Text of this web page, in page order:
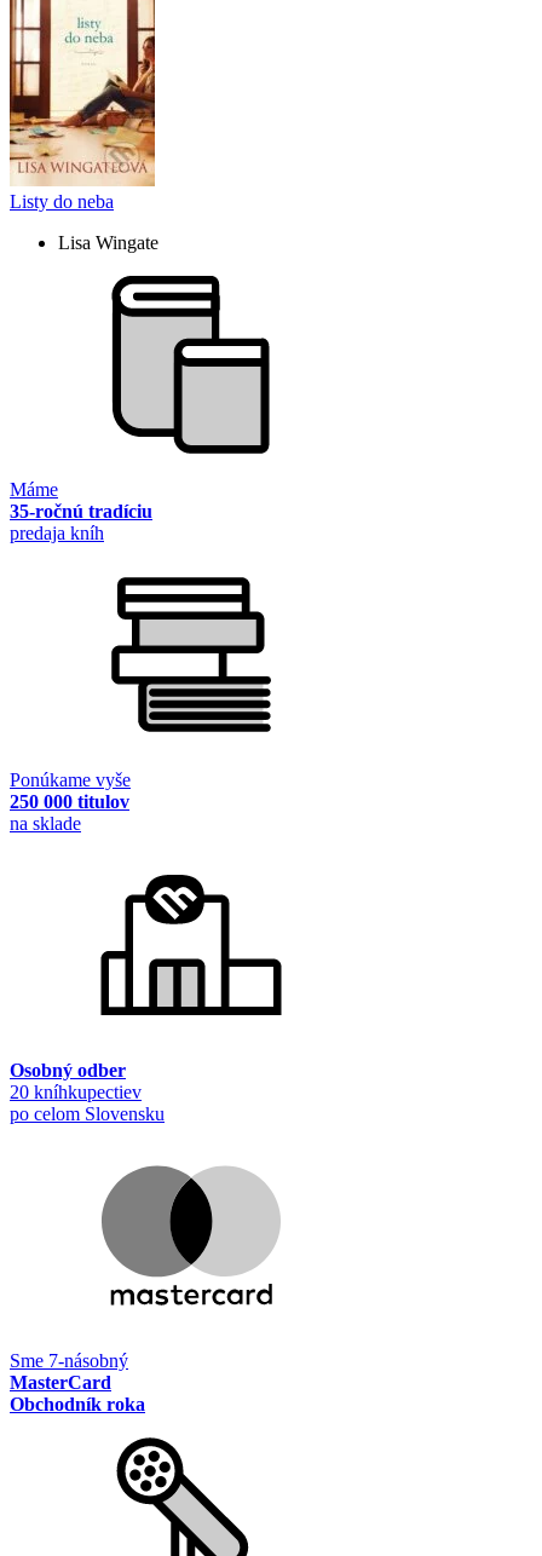
Listy do neba
Lisa Wingate
Máme
35-ročnú tradíciu
predaja kníh
Ponúkame vyše
250 000 titulov
na sklade
Osobný odber
20 kníhkupectiev
po celom Slovensku
Sme 7-násobný
MasterCard
Obchodník roka